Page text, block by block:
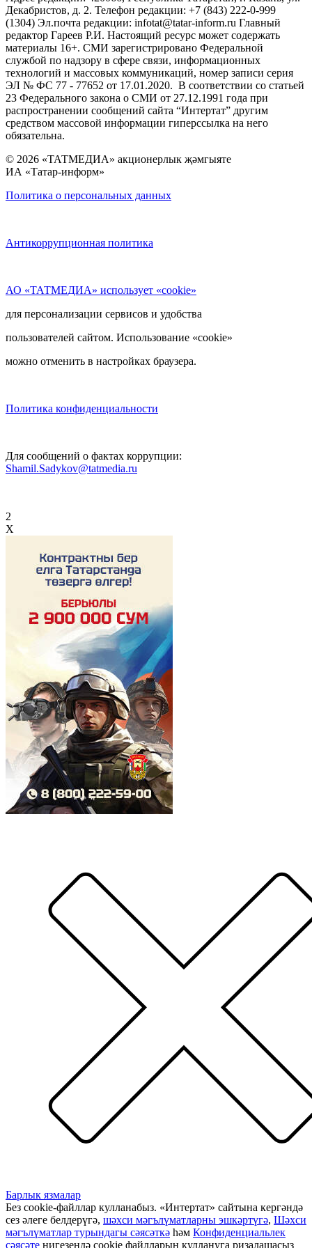
Декабристов, д. 2. Телефон редакции: +7 (843) 222-0-999
(1304) Эл.почта редакции: infotat@tatar-inform.ru Главный
редактор Гареев Р.И. Настоящий ресурс может содержать
материалы 16+. СМИ зарегистрировано Федеральной
службой по надзору в сфере связи, информационных
технологий и массовых коммуникаций, номер записи серия
ЭЛ № ФС 77 - 77652 от 17.01.2020. В соответствии со статьей
23 Федерального закона о СМИ от 27.12.1991 года при
распространении сообщений сайта “Интертат” другим
средством массовой информации гиперссылка на него
обязательна.
© 2026 «ТАТМЕДИА» акционерлык җәмгыяте
ИА «Татар-информ»
Политика о персональных данных
Антикоррупционная политика
АО «ТАТМЕДИА» использует «cookie»
для персонализации сервисов и удобства
пользователей сайтом. Использование «cookie»
можно отменить в настройках браузера.
Политика конфиденциальности
Для сообщений о фактах коррупции:
Shamil.Sadykov@tatmedia.ru
2
X
Барлык язмалар
Без cookie-файллар кулланабыз. «Интертат» сайтына кергәндә
сез әлеге белдерүгә, шәхси мәгълүматларны эшкәртүгә, Шәхси
мәгълүматлар турындагы сәясәткә һәм Конфиденциальлек
сәясәте нигезендә cookie файлларын куллануга ризалашасыз